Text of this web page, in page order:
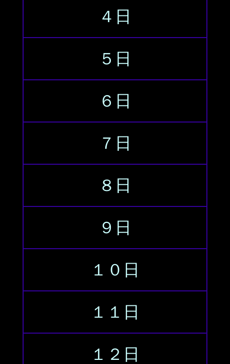
４日
５日
６日
７日
８日
９日
１０日
１１日
１２日